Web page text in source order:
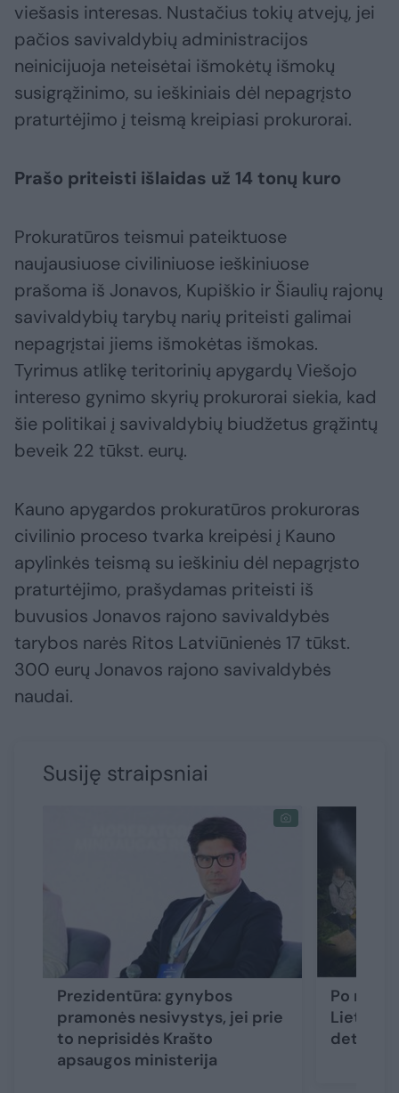
viešasis interesas. Nustačius tokių atvejų, jei
pačios savivaldybių administracijos
neinicijuoja neteisėtai išmokėtų išmokų
susigrąžinimo, su ieškiniais dėl nepagrįsto
praturtėjimo į teismą kreipiasi prokurorai.
Prašo priteisti išlaidas už 14 tonų kuro
Prokuratūros teismui pateiktuose
naujausiuose civiliniuose ieškiniuose
prašoma iš Jonavos, Kupiškio ir Šiaulių rajonų
savivaldybių tarybų narių priteisti galimai
nepagrįstai jiems išmokėtas išmokas.
Tyrimus atlikę teritorinių apygardų Viešojo
intereso gynimo skyrių prokurorai siekia, kad
šie politikai į savivaldybių biudžetus grąžintų
beveik 22 tūkst. eurų.
Kauno apygardos prokuratūros prokuroras
civilinio proceso tvarka kreipėsi į Kauno
apylinkės teismą su ieškiniu dėl nepagrįsto
praturtėjimo, prašydamas priteisti iš
buvusios Jonavos rajono savivaldybės
tarybos narės Ritos Latviūnienės 17 tūkst.
300 eurų Jonavos rajono savivaldybės
naudai.
Susiję straipsniai
Prezidentūra: gynybos
pramonės nesivystys, jei prie
to neprisidės Krašto
apsaugos ministerija
Po
detalės